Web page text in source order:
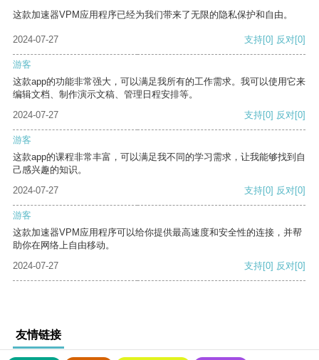
这款加速器VPM应用程序已经为我们带来了无限的隐私保护和自由。
2024-07-27 支持[0] 反对[0]
游客
这款app的功能非常强大，可以满足我所有的工作需求。我可以使用它来
编辑文档、制作演示文稿、管理日程安排等。
2024-07-27
支持[0] 反对[0]
游客
这款app的课程非常丰富，可以满足我不同的学习需求，让我能够找到自
己感兴趣的知识。
2024-07-27
支持[0] 反对[0]
游客
这款加速器VPM应用程序可以给你提供最高速度和安全性的连接，并帮
助你在网络上自由移动。
2024-07-27
支持[0] 反对[0]
友情链接